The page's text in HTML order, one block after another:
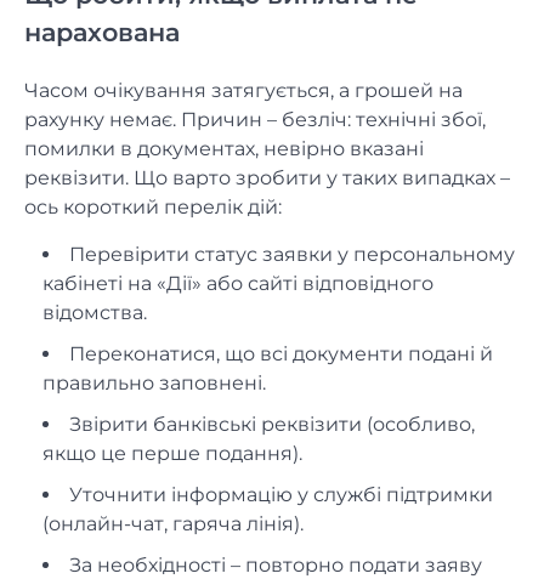
нарахована
Часом очікування затягується, а грошей на
рахунку немає. Причин – безліч: технічні збої,
помилки в документах, невірно вказані
реквізити. Що варто зробити у таких випадках –
ось короткий перелік дій:
Перевірити статус заявки у персональному
кабінеті на «Дії» або сайті відповідного
відомства.
Переконатися, що всі документи подані й
правильно заповнені.
Звірити банківські реквізити (особливо,
якщо це перше подання).
Уточнити інформацію у службі підтримки
(онлайн-чат, гаряча лінія).
За необхідності – повторно подати заяву